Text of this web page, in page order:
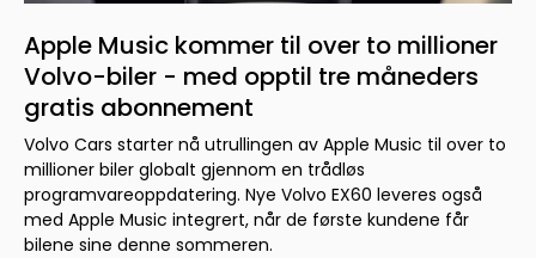
Apple Music kommer til over to millioner
Volvo-biler - med opptil tre måneders
gratis abonnement
Volvo Cars starter nå utrullingen av Apple Music til over to
millioner biler globalt gjennom en trådløs
programvareoppdatering. Nye Volvo EX60 leveres også
med Apple Music integrert, når de første kundene får
bilene sine denne sommeren.